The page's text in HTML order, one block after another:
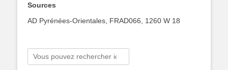
Sources
AD Pyrénées-Orientales, FRAD066, 1260 W 18
Rechercher :